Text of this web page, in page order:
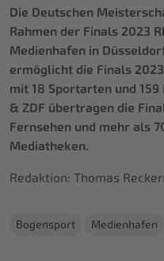
Die Deutschen
Rahmen der Finals 2023
Medienhafen in
ermöglicht die Finals
mit 18 Sportarten und
& ZDF übertragen die
Fernsehen und mehr als
Mediatheken.
Redaktion: Thomas
Bogensport Medienhafen